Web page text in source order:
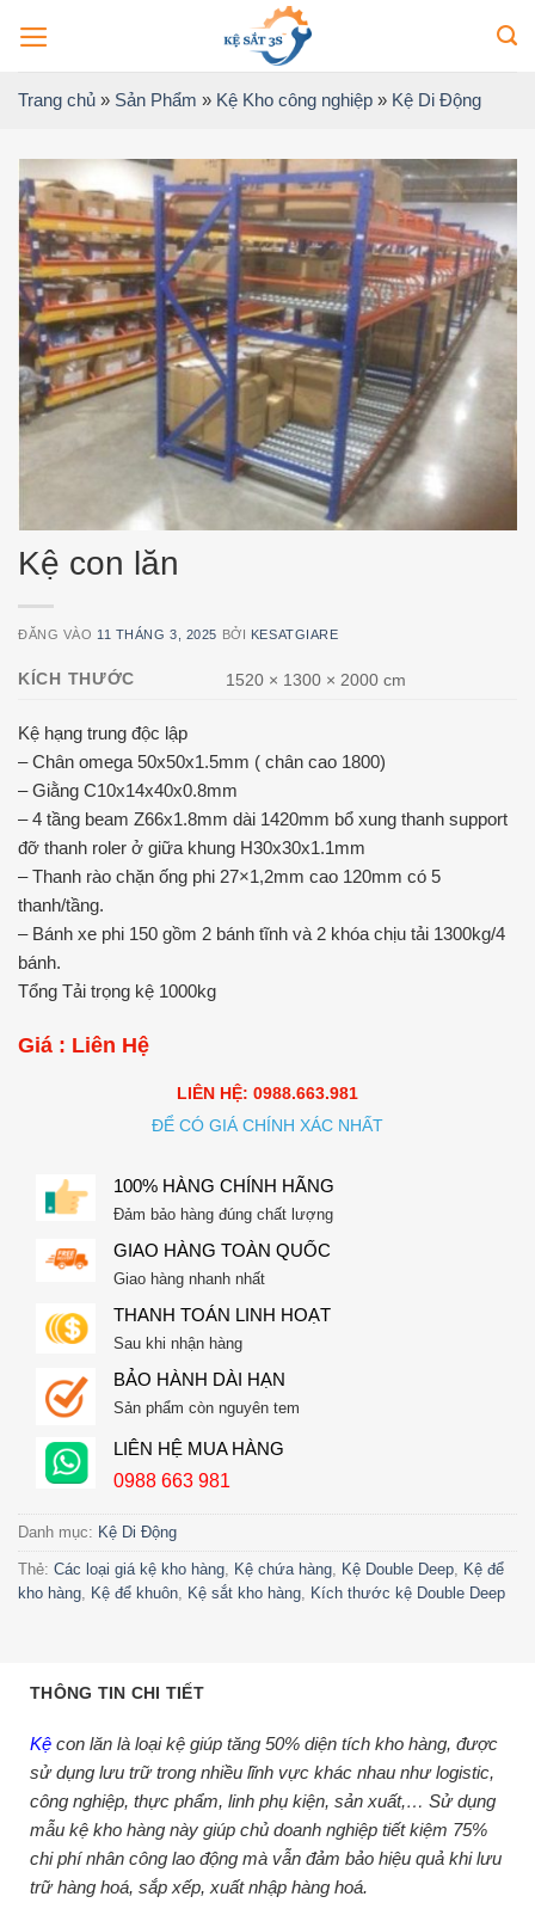
qua
nội
dungTrang chủ » Sản Phẩm » Kệ Kho công nghiệp » Kệ Di Động
Kệ con lăn
ĐĂNG VÀO 11 THÁNG 3, 2025 BỞI KESATGIARE
KÍCH THƯỚC 1520 × 1300 × 2000 cm
Kệ hạng trung độc lập
– Chân omega 50x50x1.5mm ( chân cao 1800)
– Giằng C10x14x40x0.8mm
– 4 tầng beam Z66x1.8mm dài 1420mm bổ xung thanh support
đỡ thanh roler ở giữa khung H30x30x1.1mm
– Thanh rào chặn ống phi 27×1,2mm cao 120mm có 5
thanh/tầng.
– Bánh xe phi 150 gồm 2 bánh tĩnh và 2 khóa chịu tải 1300kg/4
bánh.
Tổng Tải trọng kệ 1000kg
Giá : Liên Hệ
LIÊN HỆ: 0988.663.981
ĐỂ CÓ GIÁ CHÍNH XÁC NHẤT
100% HÀNG CHÍNH HÃNG
Đảm bảo hàng đúng chất lượng
GIAO HÀNG TOÀN QUỐC
Giao hàng nhanh nhất
THANH TOÁN LINH HOẠT
Sau khi nhận hàng
BẢO HÀNH DÀI HẠN
Sản phẩm còn nguyên tem
LIÊN HỆ MUA HÀNG
0988 663 981
Danh mục: Kệ Di Động
Thẻ: Các loại giá kệ kho hàng Kệ chứa hàng Kệ Double Deep Kệ để
kho hàng Kệ để khuôn Kệ sắt kho hàng Kích thước kệ Double Deep
THÔNG TIN CHI TIẾT
Kệ con lăn là loại kệ giúp tăng 50% diện tích kho hàng, được
sử dụng lưu trữ trong nhiều lĩnh vực khác nhau như logistic,
công nghiệp, thực phẩm, linh phụ kiện, sản xuất,… Sử dụng
mẫu kệ kho hàng này giúp chủ doanh nghiệp tiết kiệm 75%
chi phí nhân công lao động mà vẫn đảm bảo hiệu quả khi lưu
trữ hàng hoá, sắp xếp, xuất nhập hàng hoá.